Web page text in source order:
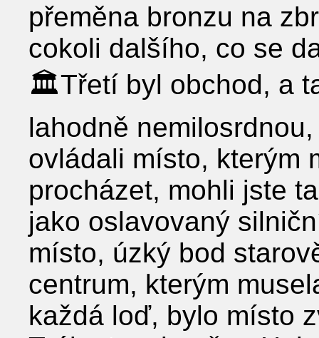
přeměna bronzu na
cokoli dalšího, co se
🏛Třetí byl obchod, a
lahodně
ovládali místo, kterým
procházet, mohli jste
jako oslavovaný
místo, úzký bod
centrum, kterým
každá loď, bylo místo